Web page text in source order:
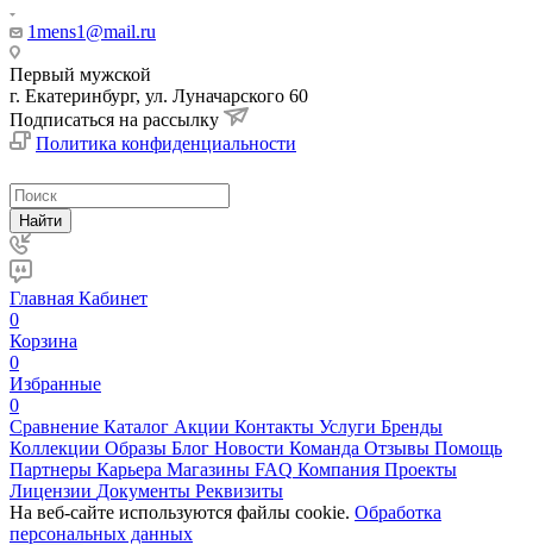
1mens1@mail.ru
Первый мужской
г. Екатеринбург, ул. Луначарского 60
Подписаться на рассылку
Политика конфиденциальности
Найти
Главная Кабинет
0
Корзина
0
Избранные
0
Сравнение Каталог Акции Контакты Услуги Бренды
Коллекции Образы Блог Новости Команда Отзывы Помощь
Партнеры Карьера Магазины FAQ Компания Проекты
Лицензии Документы Реквизиты
На веб-сайте используются файлы cookie. Обработка
персональных данных